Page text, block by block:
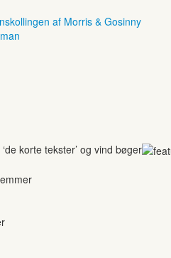
af Morris & Gosinny
korte tekster’ og vind bøger